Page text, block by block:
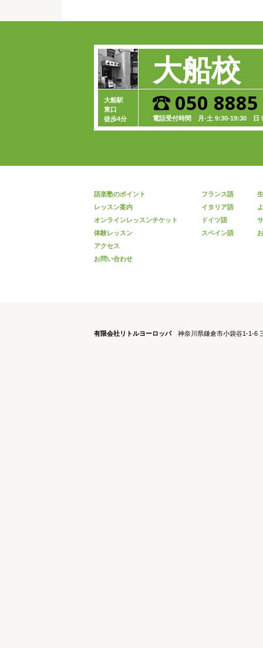
大船校
大船駅
東口
徒歩4分
050
電話受付時間 月-土 9:30-19:30 日
語楽塾のポイント
レッスン案内
オンラインレッスンチケット
体験レッスン
アクセス
お問い合わせ
フランス語
イタリア語
ドイツ語
スペイン語
有限会社リトルヨーロッパ 神奈川県鎌倉市小袋谷1-1-6